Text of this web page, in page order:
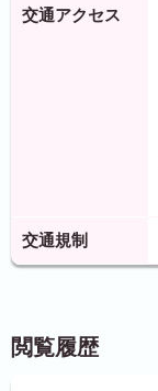
交通アクセス
交通規制
閲覧履歴